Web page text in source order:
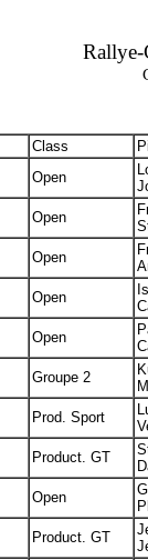
Rallye-
Class
Open
Open
Open
Open
Open
Groupe 2
Prod. Sport
Product. GT
Open
Product. GT